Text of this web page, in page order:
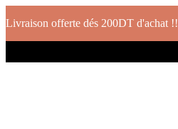
Livraison offerte dés 200DT d'achat !!